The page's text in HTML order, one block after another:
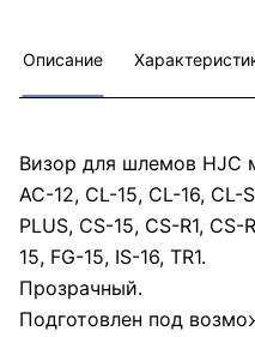
Описание
Визор для шлемов HJC
AC-12, CL-15, CL-16, CL-
PLUS, CS-15, CS-R1, CS-
15, FG-15, IS-16, TR1.
Прозрачный.
Подготовлен под